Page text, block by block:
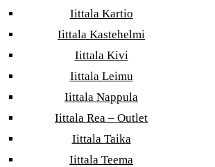
Iittala Kartio
Iittala Kastehelmi
Iittala Kivi
Iittala Leimu
Iittala Nappula
Iittala Rea – Outlet
Iittala Taika
Iittala Teema